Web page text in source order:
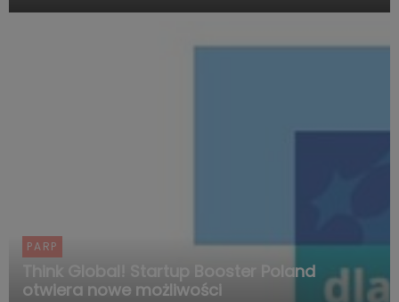
PARP
Think Global! Startup Booster Poland
otwiera nowe możliwości